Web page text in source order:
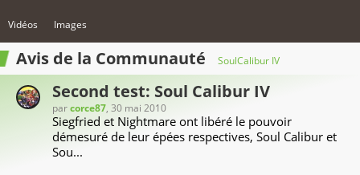
Vidéos Images
Avis de la Communauté SoulCalibur IV
Second test: Soul Calibur IV
parcorce87, 30 mai 2010
Siegfried et Nightmare ont libéré le pouvoir
démesuré de leur épées respectives, Soul Calibur et
Sou...